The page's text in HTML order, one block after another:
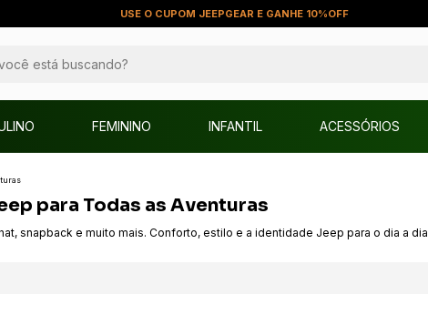
USE O CUPOM JEEPGEAR E GANHE 10%OFF
FEMININO INFANTIL ACESSÓRIOS
para Todas as Aventuras
snapback e muito mais. Conforto, estilo e a identidade Jeep para o dia a dia